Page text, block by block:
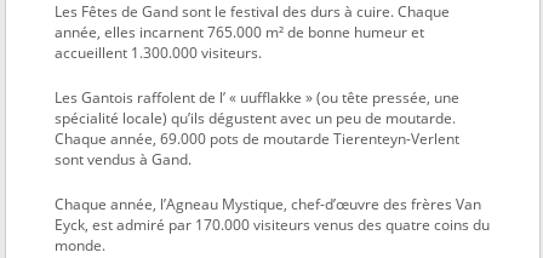
Les Fêtes de Gand sont le festival des durs à cuire. Chaque
année, elles incarnent 765.000 m² de bonne humeur et
accueillent 1.300.000 visiteurs.
Les Gantois raffolent de l’ « uufflakke » (ou tête pressée, une
spécialité locale) qu’ils dégustent avec un peu de moutarde.
Chaque année, 69.000 pots de moutarde Tierenteyn-Verlent
sont vendus à Gand.
Chaque année, l’Agneau Mystique, chef-d’œuvre des frères Van
Eyck, est admiré par 170.000 visiteurs venus des quatre coins du
monde.